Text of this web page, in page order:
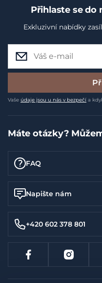
Přihlaste se do
Exkluzivní nabídky
Vaše údaje jsou u nás v bezpečí a
Máte otázky?
FAQ
Napište nám
+420 602 378 801